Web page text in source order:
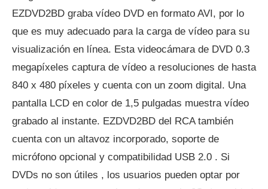
EZDVD2BD graba vídeo DVD en formato AVI, por lo
que es muy adecuado para la carga de vídeo para su
visualización en línea. Esta videocámara de DVD 0.3
megapíxeles captura de vídeo a resoluciones de hasta
840 x 480 píxeles y cuenta con un zoom digital. Una
pantalla LCD en color de 1,5 pulgadas muestra vídeo
grabado al instante. EZDVD2BD del RCA también
cuenta con un altavoz incorporado, soporte de
micrófono opcional y compatibilidad USB 2.0 . Si
DVDs no son útiles , los usuarios pueden optar por